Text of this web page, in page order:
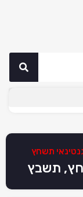
תשחץ
תשבץ